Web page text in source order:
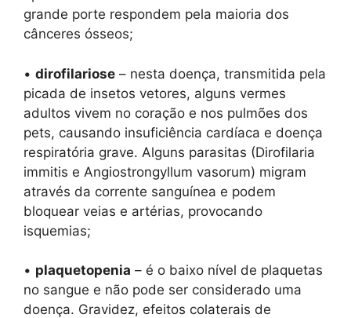
grande porte respondem pela maioria dos
cânceres ósseos;
• dirofilariose – nesta doença, transmitida pela
picada de insetos vetores, alguns vermes
adultos vivem no coração e nos pulmões dos
pets, causando insuficiência cardíaca e doença
respiratória grave. Alguns parasitas (Dirofilaria
immitis e Angiostrongyllum vasorum) migram
através da corrente sanguínea e podem
bloquear veias e artérias, provocando
isquemias;
• plaquetopenia – é o baixo nível de plaquetas
no sangue e não pode ser considerado uma
doença. Gravidez, efeitos colaterais de